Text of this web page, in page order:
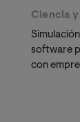
Ciencia
software
con